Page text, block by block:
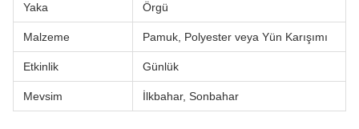
Yaka Örgü
Malzeme Pamuk, Polyester veya Yün Karışımı
Etkinlik Günlük
Mevsim İlkbahar, Sonbahar